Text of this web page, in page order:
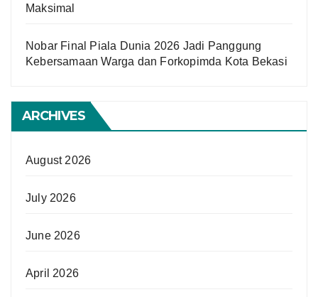
Maksimal
Nobar Final Piala Dunia 2026 Jadi Panggung
Kebersamaan Warga dan Forkopimda Kota Bekasi
ARCHIVES
August 2026
July 2026
June 2026
April 2026